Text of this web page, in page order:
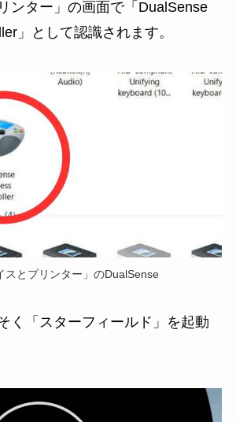
ンター」の画面で「DualSense
」として認識されます。
スとプリンター」のDualSense
く「スターフィールド」を起動